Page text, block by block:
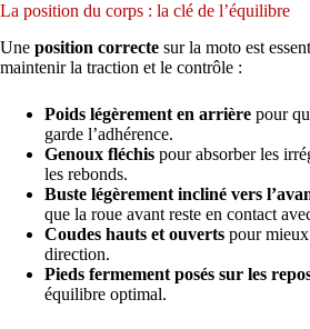
La position du corps : la clé de l’équilibre
Une position correcte sur la moto est
maintenir la traction et le contrôle :
Poids légèrement en arrière pour
garde l’adhérence.
Genoux fléchis pour absorber les
les rebonds.
Buste légèrement incliné vers
que la roue avant reste en contact
Coudes hauts et ouverts pour
direction.
Pieds fermement posés sur les
équilibre optimal.